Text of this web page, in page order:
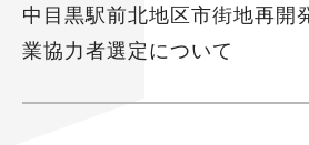
中目黒駅前北地区市街地再開
業協力者選定について